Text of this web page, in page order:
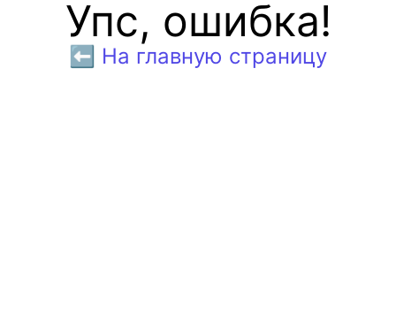
Упс, ошибка!
⬅️ На главную страницу